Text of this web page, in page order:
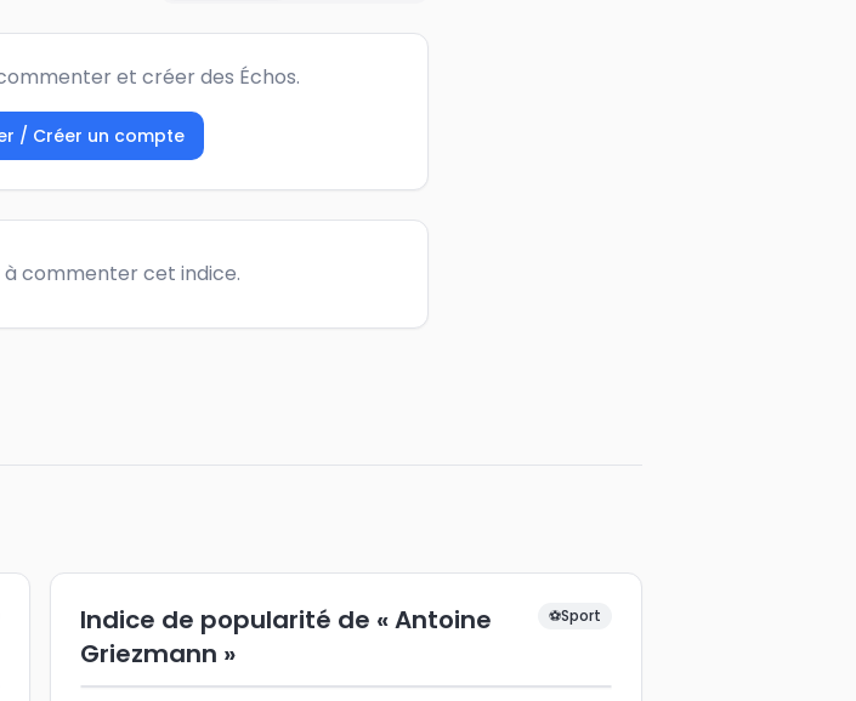
et créer des Échos.
/ Créer un compte
à commenter cet indice.
Indice de popularité de « Antoine
Griezmann »
⚽Sport